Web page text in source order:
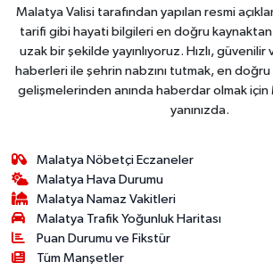
Malatya Valisi tarafından yapılan resmi
tarifi gibi hayati bilgileri en doğru
uzak bir şekilde yayınlıyoruz. Hızlı,
haberleri ile şehrin nabzını tutmak, en
gelişmelerinden anında haberdar olmak
yanınızda.
Malatya Nöbetçi Eczaneler
Malatya Hava Durumu
Malatya Namaz Vakitleri
Malatya Trafik Yoğunluk Haritası
Puan Durumu ve Fikstür
Tüm Manşetler